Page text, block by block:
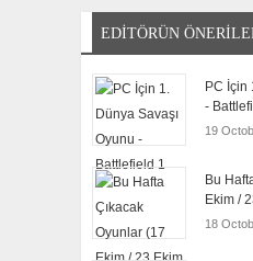
EDITÖRÜN
PC İçin
-
19
Bu
Ekim /
18